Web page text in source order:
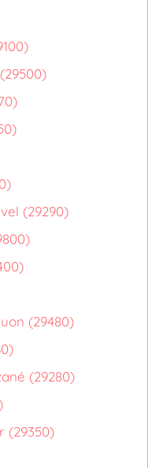
(29290)
(29480)
(29280)
(29350)